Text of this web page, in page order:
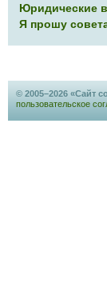
Юридические
Я прошу
© 2005–2026 «Сайт
пользовательское